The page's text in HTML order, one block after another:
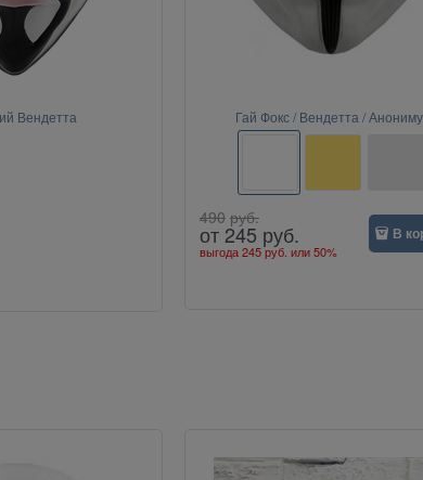
Вендетта Гай Фокс / Вендетта /
490 руб.
от245 руб.
выгода245 руб. или50%
В